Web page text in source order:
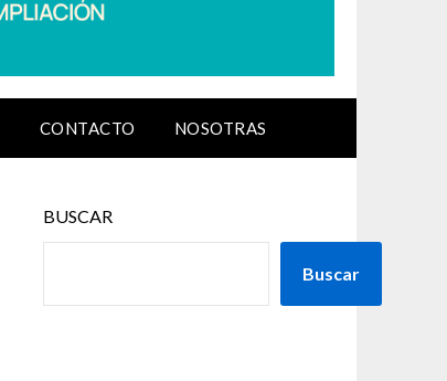
CONTACTO NOSOTRAS
BUSCAR
Buscar